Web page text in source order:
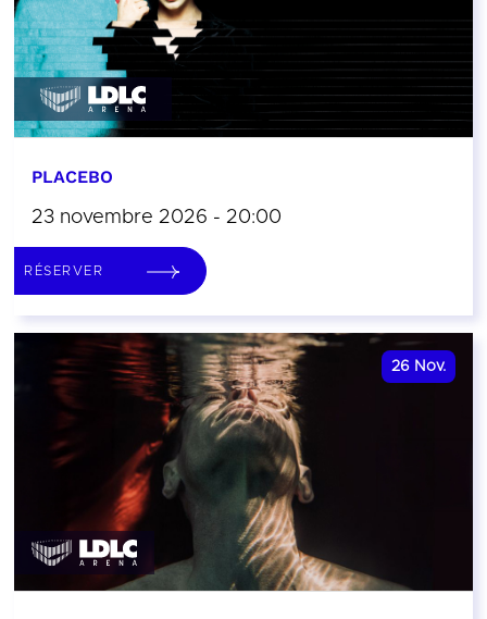
PLACEBO
23 novembre 2026 - 20:00
RÉSERVER
26 Nov.